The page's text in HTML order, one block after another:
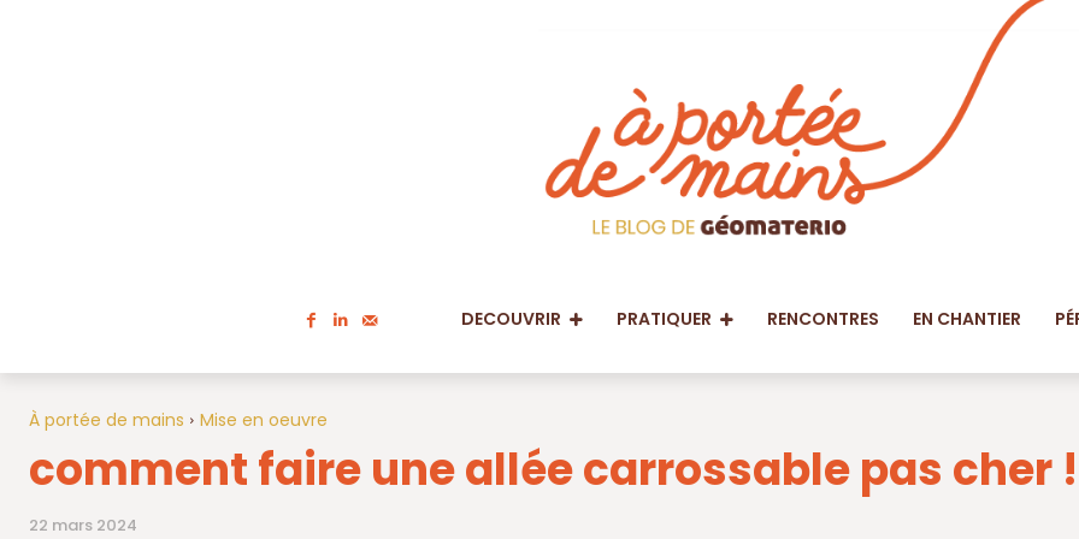
DECOUVRIR PRATIQUER RENCONTRES EN CHANTIER
À portée de mains Mise en oeuvre
comment faire une allée carrossable pas cher !
22 mars 2024